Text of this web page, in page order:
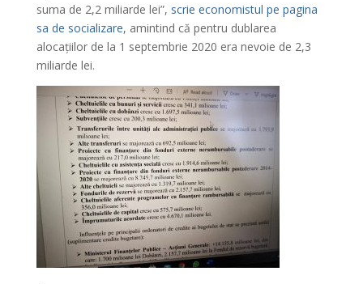
suma de 2,2 miliarde lei”, scrie economistul pe pagina
sa de socializare, amintind că pentru dublarea
alocațiilor de la 1 septembrie 2020 era nevoie de 2,3
miliarde lei.